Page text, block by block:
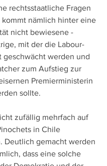
rechtsstaatliche Fragen
kommt nämlich hinter eine
nicht bewiesene -
mit der die Labour-
geschwächt werden und
zum Aufstieg zur
Premierministerin
sollte.
zufällig mehrfach auf
in Chile
Deutlich gemacht werden
dass eine solche